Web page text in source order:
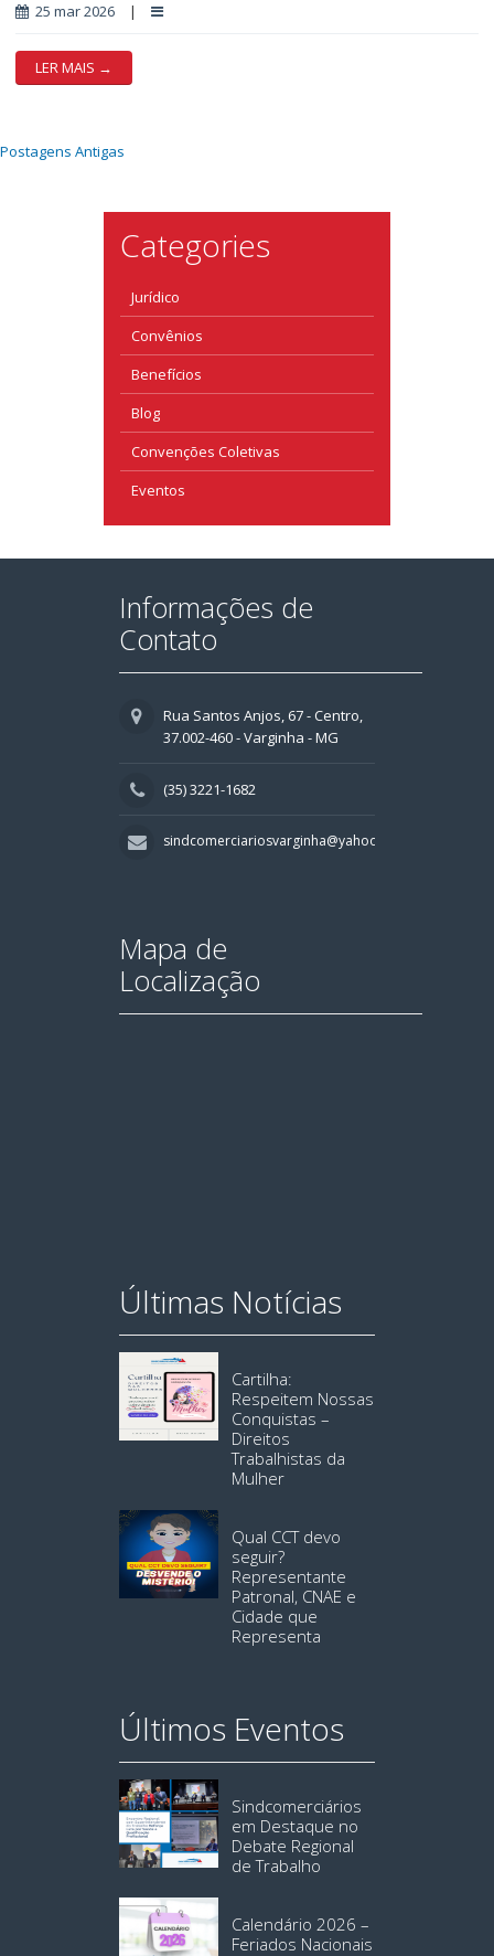
25 mar 2026 |
LER MAIS →
Postagens Antigas
Categories
Jurídico
Convênios
Benefícios
Blog
Convenções Coletivas
Eventos
Informações de
Contato
Rua Santos Anjos, 67 - Centro,
37.002-460 - Varginha - MG
(35) 3221-1682
sindcomerciariosvarginha@yahoo.com.br
Mapa de
Localização
Últimas Notícias
Cartilha:
Respeitem Nossas
Conquistas –
Direitos
Trabalhistas da
Mulher
Qual CCT devo
seguir?
Representante
Patronal, CNAE e
Cidade que
Representa
Últimos Eventos
Sindcomerciários
em Destaque no
Debate Regional
de Trabalho
Calendário 2026 –
Feriados Nacionais